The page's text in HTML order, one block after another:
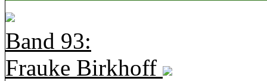
Band 93:
Frauke Birkhoff